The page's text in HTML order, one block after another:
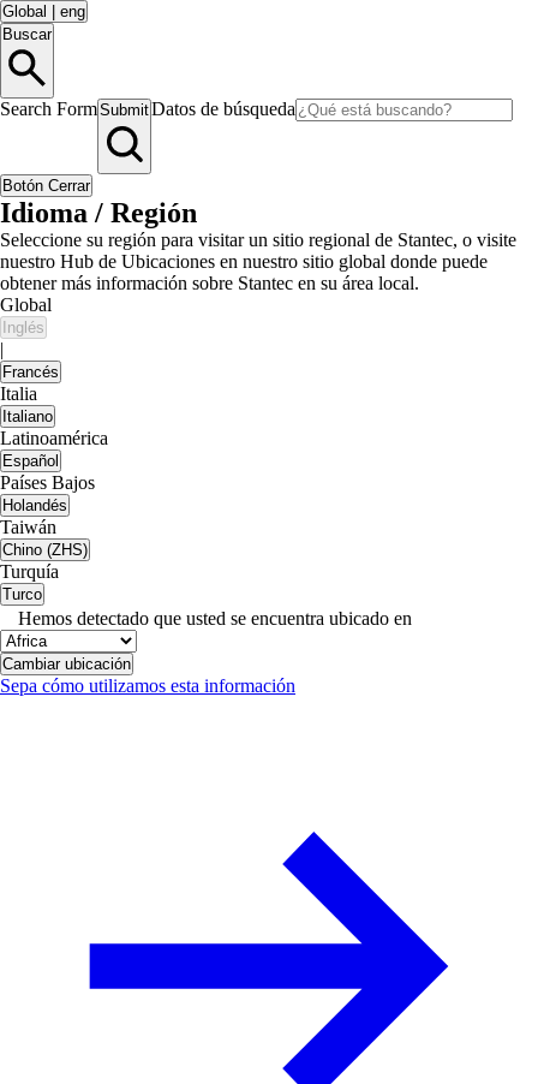
Global
eng
Buscar
Search FormSubmitDatos de búsqueda
Botón Cerrar
Idioma / Región
Seleccione su región para visitar un sitio regional de Stantec, o visite
nuestro Hub de Ubicaciones en nuestro sitio global donde puede
obtener más información sobre Stantec en su área local.
Global
Inglés
|
Francés
Italia
Italiano
Latinoamérica
Español
Países Bajos
Holandés
Taiwán
Chino (ZHS)
Turquía
Turco
Hemos detectado que usted se encuentra ubicado en
Cambiar ubicación
Sepa cómo utilizamos esta información